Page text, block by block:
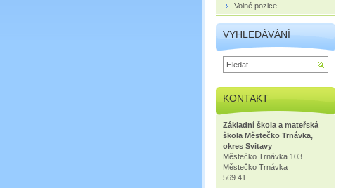
Volné pozice
VYHLEDÁVÁNÍ
KONTAKT
Základní škola a mateřská
škola Městečko Trnávka,
okres Svitavy
Městečko Trnávka 103
Městečko Trnávka
569 41